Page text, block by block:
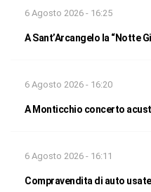
6 Agosto 2026 - 16:25
A Sant’Arcangelo la “Notte
6 Agosto 2026 - 16:20
A Monticchio concerto
6 Agosto 2026 - 16:11
Compravendita di auto